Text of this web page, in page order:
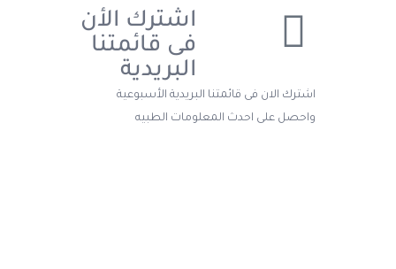
اشترك الأن
فى قائمتنا
البريدية
اشترك الان فى قائمتنا البريدية الأسبوعية
واحصل على احدث المعلومات الطبيه